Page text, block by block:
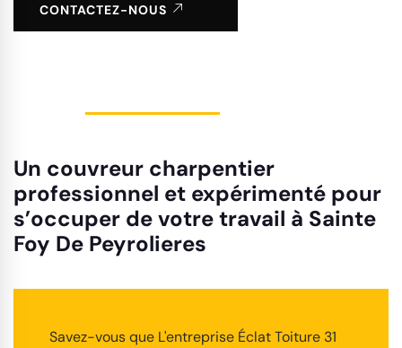
CONTACTEZ-NOUS
Un couvreur charpentier
professionnel et expérimenté pour
s’occuper de votre travail à Sainte
Foy De Peyrolieres
Savez-vous que L'entreprise Éclat Toiture 31